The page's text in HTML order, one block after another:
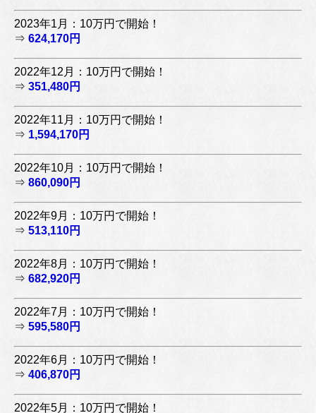
2023年1月：10万円で開始！
⇒ 624,170円
2022年12月：10万円で開始！
⇒ 351,480円
2022年11月：10万円で開始！
⇒ 1,594,170円
2022年10月：10万円で開始！
⇒ 860,090円
2022年9月：10万円で開始！
⇒ 513,110円
2022年8月：10万円で開始！
⇒ 682,920円
2022年7月：10万円で開始！
⇒ 595,580円
2022年6月：10万円で開始！
⇒ 406,870円
2022年5月：10万円で開始！